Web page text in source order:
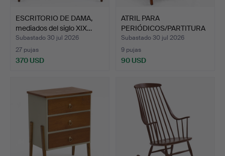
ESCRITORIO DE DAMA,
mediados del siglo XIX…
Subastado 30 jul 2026
27 pujas
370 USD
ATRIL PARA
PERIÓDICOS/PARTITURA
S, cerezo.
Subastado 30 jul 2026
9 pujas
90 USD